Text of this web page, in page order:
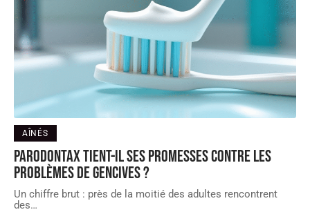
AÎNÉS
Parodontax tient-il ses promesses contre les
problèmes de gencives ?
Un chiffre brut : près de la moitié des adultes rencontrent
des…